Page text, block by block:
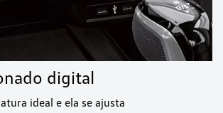
digital
ideal e ela se ajusta